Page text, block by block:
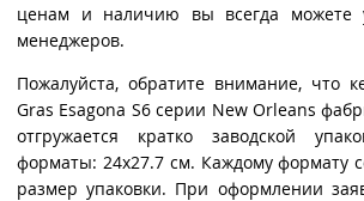
ценам и наличию вы всегда можете
менеджеров.
Пожалуйста, обратите внимание, что
Gras Esagona S6 серии New Orleans
отгружается кратко заводской
форматы: 24x27.7 см. Каждому формату
размер упаковки. При оформлении